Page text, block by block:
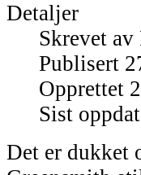
Detaljer
Skrevet av
Publisert
Opprettet
Sist
Det er dukket